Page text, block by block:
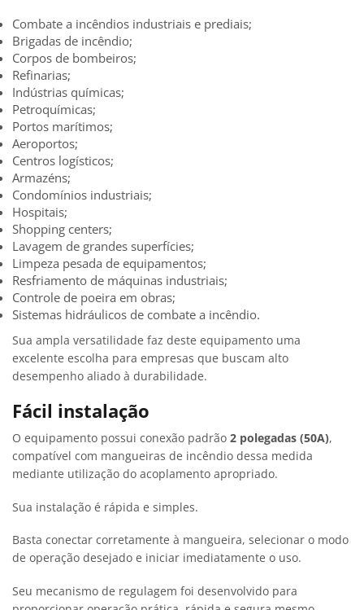
Combate a incêndios industriais e prediais;
Brigadas de incêndio;
Corpos de bombeiros;
Refinarias;
Indústrias químicas;
Petroquímicas;
Portos marítimos;
Aeroportos;
Centros logísticos;
Armazéns;
Condomínios industriais;
Hospitais;
Shopping centers;
Lavagem de grandes superfícies;
Limpeza pesada de equipamentos;
Resfriamento de máquinas industriais;
Controle de poeira em obras;
Sistemas hidráulicos de combate a incêndio.
Sua ampla versatilidade faz deste equipamento uma
excelente escolha para empresas que buscam alto
desempenho aliado à durabilidade.
Fácil instalação
O equipamento possui conexão padrão 2 polegadas (50A),
compatível com mangueiras de incêndio dessa medida
mediante utilização do acoplamento apropriado.
Sua instalação é rápida e simples.
Basta conectar corretamente à mangueira, selecionar o modo
de operação desejado e iniciar imediatamente o uso.
Seu mecanismo de regulagem foi desenvolvido para